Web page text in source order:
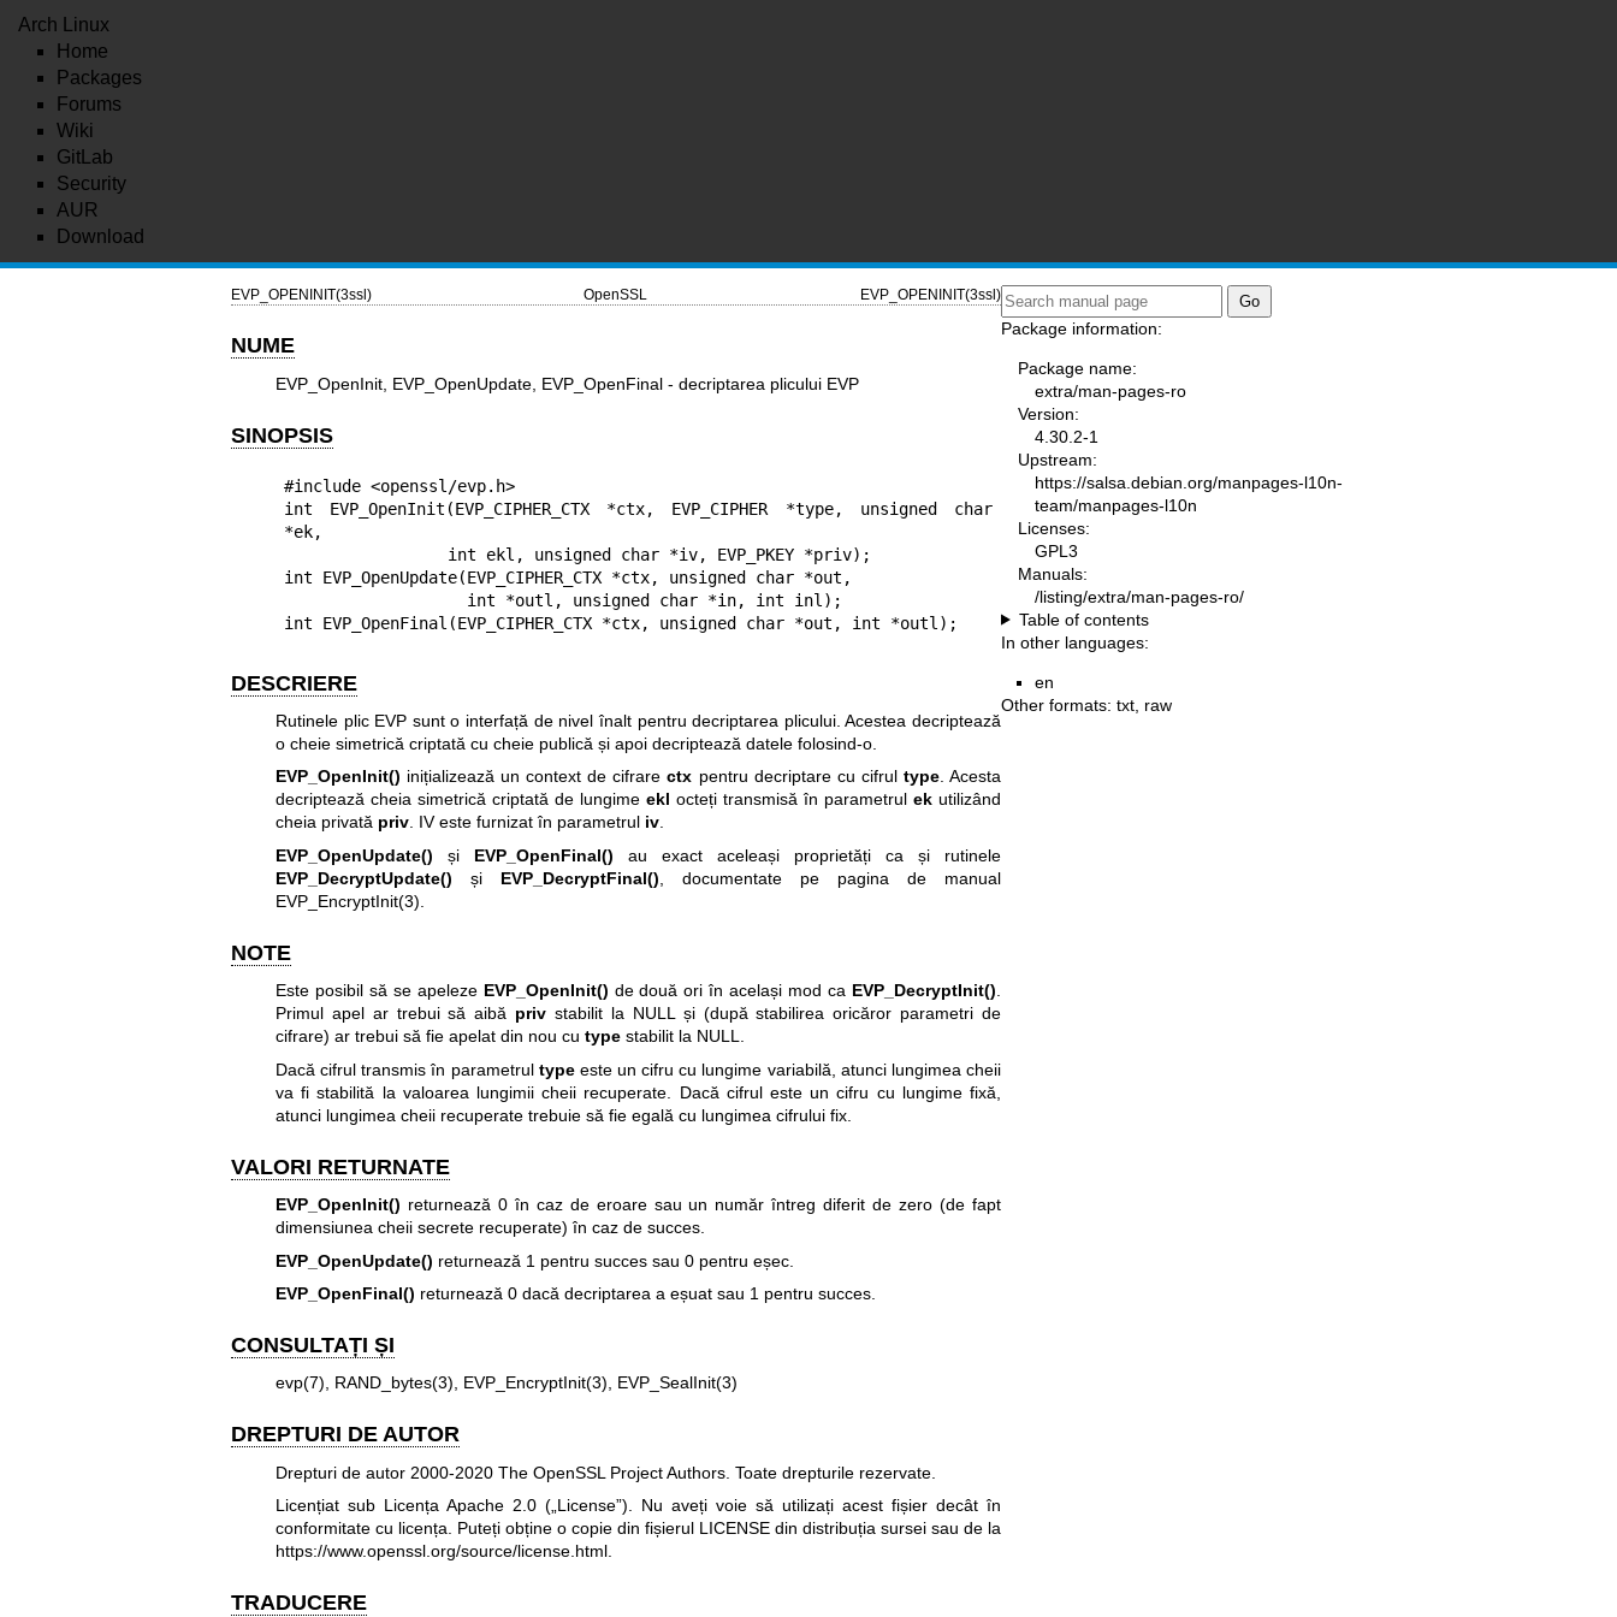
Arch Linux
Home
Packages
Forums
Wiki
GitLab
Security
AUR
Download
EVP_OPENINIT(3ssl) OpenSSL EVP_OPENINIT(3ssl)
NUME
EVP_OpenInit, EVP_OpenUpdate, EVP_OpenFinal - decriptarea plicului EVP
SINOPSIS
#include <openssl/evp.h>
int EVP_OpenInit(EVP_CIPHER_CTX *ctx, EVP_CIPHER *type, unsigned char
*ek,
int EVP_OpenUpdate(EVP_CIPHER_CTX *ctx, unsigned char *out,
int EVP_OpenFinal(EVP_CIPHER_CTX *ctx, unsigned char *out, int *outl);
DESCRIERE
Rutinele plic EVP sunt o interfață de nivel înalt pentru decriptarea plicului. Acestea decriptează
o cheie simetrică criptată cu cheie publică și apoi decriptează datele folosind-o.
EVP_OpenInit() inițializează un context de cifrarectx pentru decriptare cu cifrul type. Acesta
decriptează cheia simetrică criptată de lungime ekl octeți transmisă în parametrul ek utilizând
cheia privată priv. IV este furnizat în parametrul iv.
EVP_OpenUpdate() și EVP_OpenFinal() au exact aceleași proprietăți ca și rutinele
EVP_DecryptUpdate() și EVP_DecryptFinal() , documentate pe pagina de manual
EVP_EncryptInit(3)
NOTE
Este posibil să se apeleze EVP_OpenInit() de două ori în același mod ca EVP_DecryptInit().
Primul apel ar trebui să aibă priv stabilit la NULL și (după stabilirea oricăror parametri de
cifrare) ar trebui să fie apelat din nou cu typestabilit la NULL.
Dacă cifrul transmis în parametrul typeeste un cifru cu lungime variabilă, atunci lungimea cheii
va fi stabilită la valoarea lungimii cheii recuperate. Dacă cifrul este un cifru cu lungime fixă,
atunci lungimea cheii recuperate trebuie să fie egală cu lungimea cifrului fix.
VALORI RETURNATE
EVP_OpenInit() returnează 0 în caz de eroare sau un număr întreg diferit de zero (de fapt
dimensiunea cheii secrete recuperate) în caz de succes.
EVP_OpenUpdate() returnează 1 pentru succes sau 0 pentru eșec.
EVP_OpenFinal() returnează 0 dacă decriptarea a eșuat sau 1 pentru succes.
CONSULTAȚI ȘI
evp(7), RAND_bytes(3), EVP_EncryptInit(3), EVP_SealInit(3)
DREPTURI DE AUTOR
Drepturi de autor 2000-2020 The OpenSSL Project Authors. Toate drepturile rezervate.
Licențiat sub Licența Apache 2.0 („License”). Nu aveți voie să utilizați acest fișier decât în
conformitate cu licența. Puteți obține o copie din fișierul LICENSE din distribuția sursei sau de la
https://www.openssl.org/source/license.html.
TRADUCERE
Package information:
Package name:
extra/man-pages-ro
Version:
4.30.2-1
Upstream:
https://salsa.debian.org/manpages-l10n-
team/manpages-l10n
Licenses:
GPL3
Manuals:
/listing/extra/man-pages-ro/
Table of contents
In other languages:
en
Other formats: txt raw